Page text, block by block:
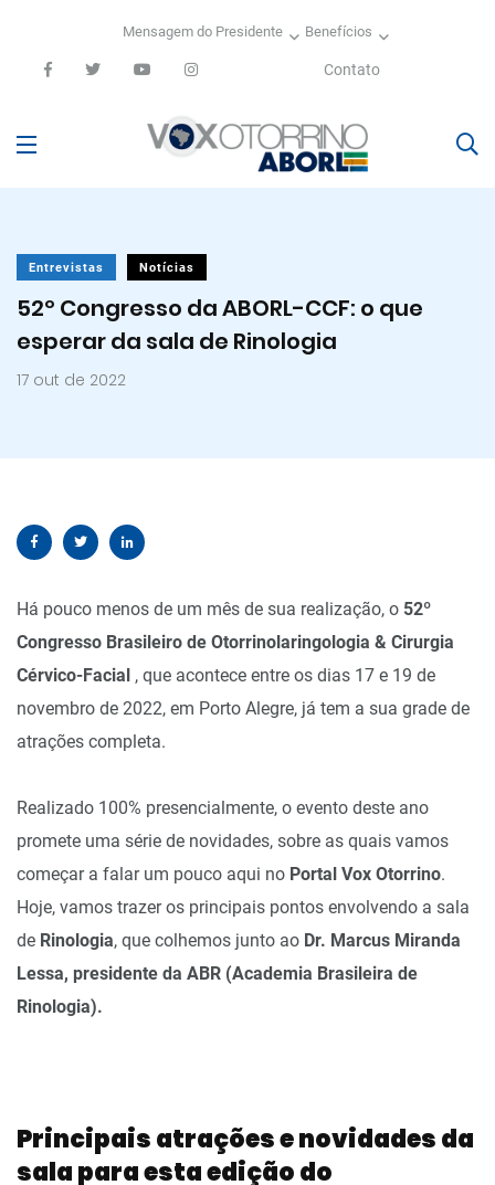
Mensagem do Presidente Benefícios
Contato
Entrevistas Notícias
52º Congresso da ABORL-CCF: o que
esperar da sala de Rinologia
17 out de 2022
Há pouco menos de um mês de sua realização, o 52º
Congresso Brasileiro de Otorrinolaringologia & Cirurgia
Cérvico-Facial , que acontece entre os dias 17 e 19 de
novembro de 2022, em Porto Alegre, já tem a sua grade de
atrações completa.
Realizado 100% presencialmente, o evento deste ano
promete uma série de novidades, sobre as quais vamos
começar a falar um pouco aqui no Portal Vox Otorrino.
Hoje, vamos trazer os principais pontos envolvendo a sala
de Rinologia, que colhemos junto ao Dr. Marcus Miranda
Lessa, presidente da ABR (Academia Brasileira de
Rinologia).
Principais atrações e novidades da
sala para esta edição do